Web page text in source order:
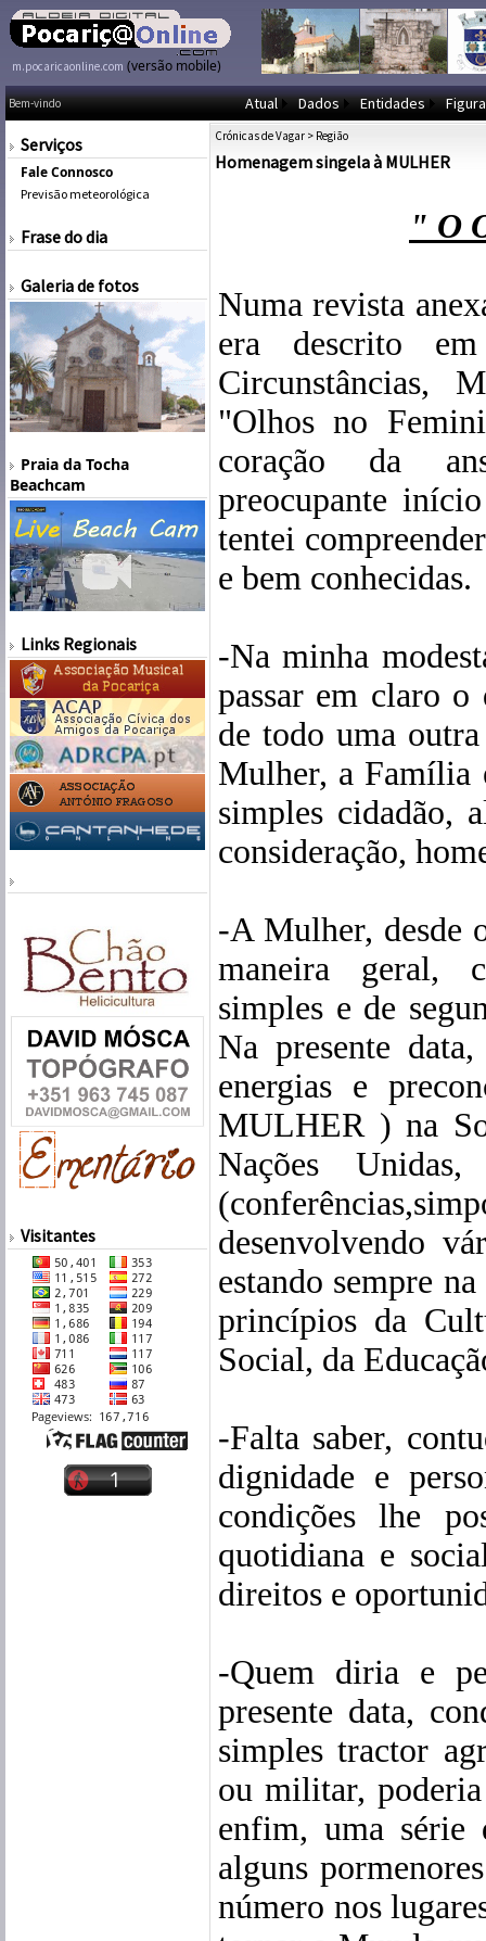
m.pocaricaonline.com (versão mobile)
Bem-vindo Atual Dados Entidades
Serviços
Fale Connosco
Previsão meteorológica
Frase do dia
Galeria de fotos
Praia da Tocha
Beachcam
Links Regionais
Visitantes
Crónicas de Vagar > Região
Homenagem singela à MULHER
" O
Numa revista
era descrito
Circunstâncias,
"Olhos no
coração da
preocupante
tentei
e bem conhecidas.
-Na minha
passar em claro o
de todo uma
Mulher, a Família
simples cidadão,
consideração,
-A Mulher, desde
maneira geral,
simples e de
Na presente
energias e
MULHER ) na
Nações
desenvolvendo
estando sempre
princípios da
Social, da
-Falta saber,
dignidade e
condições lhe
quotidiana e
direitos e
-Quem diria e
presente data,
simples tractor
ou militar,
enfim, uma série
alguns
número nos